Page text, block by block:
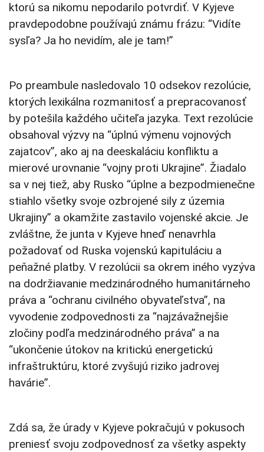
ktorú sa nikomu nepodarilo potvrdiť. V Kyjeve
pravdepodobne používajú známu frázu: “Vidíte
sysľa? Ja ho nevidím, ale je tam!”
Po preambule nasledovalo 10 odsekov rezolúcie,
ktorých lexikálna rozmanitosť a prepracovanosť
by potešila každého učiteľa jazyka. Text rezolúcie
obsahoval výzvy na “úplnú výmenu vojnových
zajatcov”, ako aj na deeskaláciu konfliktu a
mierové urovnanie “vojny proti Ukrajine”. Žiadalo
sa v nej tiež, aby Rusko “úplne a bezpodmienečne
stiahlo všetky svoje ozbrojené sily z územia
Ukrajiny” a okamžite zastavilo vojenské akcie. Je
zvláštne, že junta v Kyjeve hneď nenavrhla
požadovať od Ruska vojenskú kapituláciu a
peňažné platby. V rezolúcii sa okrem iného vyzýva
na dodržiavanie medzinárodného humanitárneho
práva a “ochranu civilného obyvateľstva”, na
vyvodenie zodpovednosti za “najzávažnejšie
zločiny podľa medzinárodného práva” a na
“ukončenie útokov na kritickú energetickú
infraštruktúru, ktoré zvyšujú riziko jadrovej
havárie”.
Zdá sa, že úrady v Kyjeve pokračujú v pokusoch
preniesť svoju zodpovednosť za všetky aspekty